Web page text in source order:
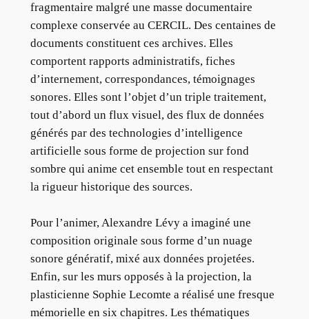
fragmentaire malgré une masse documentaire
complexe conservée au CERCIL. Des centaines de
documents constituent ces archives. Elles
comportent rapports administratifs, fiches
d’internement, correspondances, témoignages
sonores. Elles sont l’objet d’un triple traitement,
tout d’abord un flux visuel, des flux de données
générés par des technologies d’intelligence
artificielle sous forme de projection sur fond
sombre qui anime cet ensemble tout en respectant
la rigueur historique des sources.
Pour l’animer, Alexandre Lévy a imaginé une
composition originale sous forme d’un nuage
sonore génératif, mixé aux données projetées.
Enfin, sur les murs opposés à la projection, la
plasticienne Sophie Lecomte a réalisé une fresque
mémorielle en six chapitres. Les thématiques